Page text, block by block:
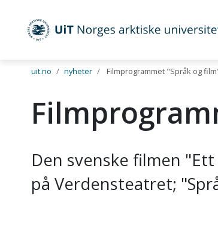
Gå til hovedinnhold
UiT Norges arktiske universitet
uit.no nyheter Filmprogrammet "Språk og
Den svenske filmen
på Verdensteatret;